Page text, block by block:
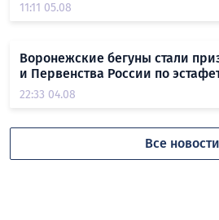
11:11 05.08
Воронежские бегуны стали
и Первенства России по
22:33 04.08
Все новости